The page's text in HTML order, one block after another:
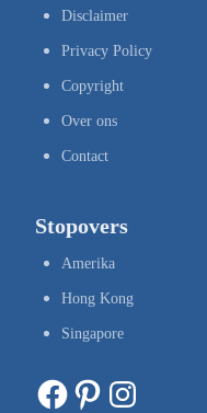
Disclaimer
Privacy Policy
Copyright
Over ons
Contact
Stopovers
Amerika
Hong Kong
Singapore
Facebook Pinterest Instagram